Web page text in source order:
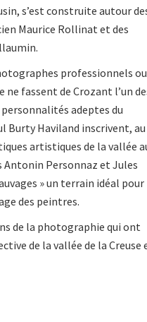
s’est construite autour
Maurice Rollinat et des
professionnels ou
fassent de Crozant l’un
adeptes du
Burty Haviland inscrivent, au
artistiques de la vallée
Personnaz et Jules
» un terrain idéal pour
des peintres.
de la photographie qui ont
de la vallée de la Creuse